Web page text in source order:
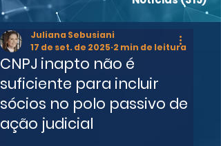
CNPJ inapto não é
suficiente para incluir
sócios no polo passivo de
ação judicial
Juliana Sebusiani
17 de set. de 2025 2 min de leitura